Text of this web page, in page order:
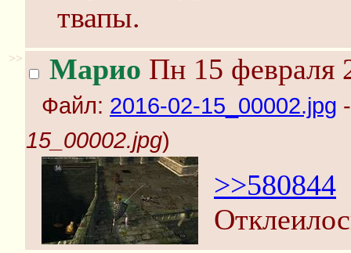
твапы.
>> Марио Пн 15 февраля
Файл: 2016-02-15_00002.jpg
15_00002.jpg)
>>580844